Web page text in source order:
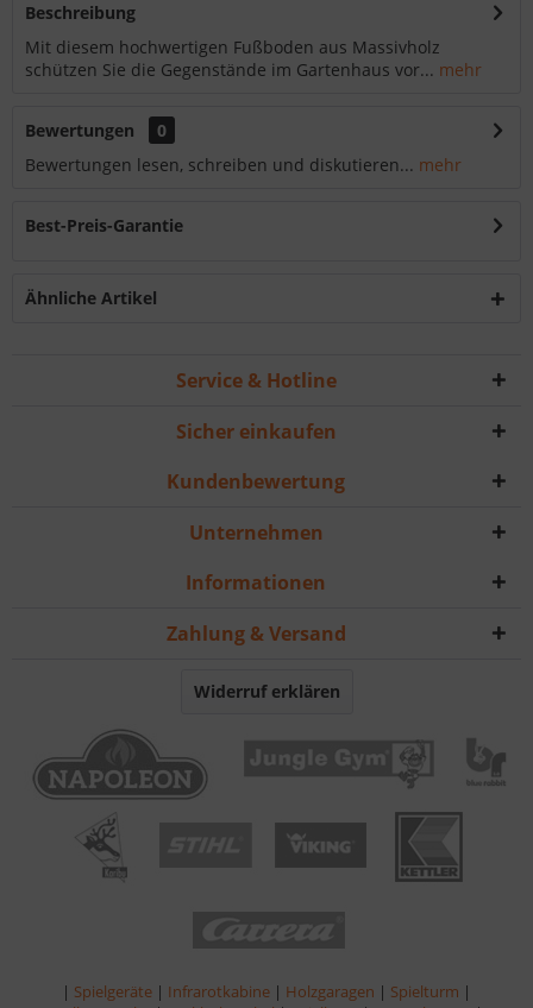
Beschreibung
Mit diesem hochwertigen Fußboden aus Massivholz
schützen Sie die Gegenstände im Gartenhaus vor... mehr
Bewertungen
0
Bewertungen lesen, schreiben und diskutieren... mehr
Best-Preis-Garantie
Ähnliche Artikel
Service & Hotline
Sicher einkaufen
Kundenbewertung
Unternehmen
Informationen
Zahlung & Versand
Widerruf erklären
| Spielgeräte | Infrarotkabine | Holzgaragen | Spielturm |